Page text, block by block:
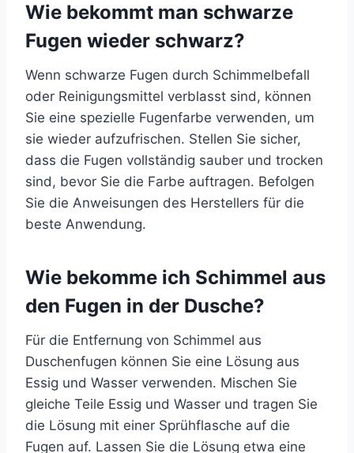
Wie bekommt man schwarze
Fugen wieder schwarz?
Wenn schwarze Fugen durch Schimmelbefall
oder Reinigungsmittel verblasst sind, können
Sie eine spezielle Fugenfarbe verwenden, um
sie wieder aufzufrischen. Stellen Sie sicher,
dass die Fugen vollständig sauber und trocken
sind, bevor Sie die Farbe auftragen. Befolgen
Sie die Anweisungen des Herstellers für die
beste Anwendung.
Wie bekomme ich Schimmel aus
den Fugen in der Dusche?
Für die Entfernung von Schimmel aus
Duschenfugen können Sie eine Lösung aus
Essig und Wasser verwenden. Mischen Sie
gleiche Teile Essig und Wasser und tragen Sie
die Lösung mit einer Sprühflasche auf die
Fugen auf. Lassen Sie die Lösung etwa eine